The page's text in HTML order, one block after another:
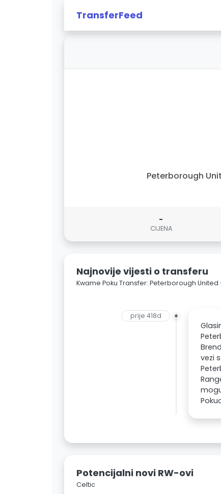
TransferFeed
Peterborough
-
CIJENA
Najnovije vijesti o transferu
Kwame Poku Transfer: Peterborough United
prije 418d
vezi
Potencijalni novi RW-ovi
Celtic